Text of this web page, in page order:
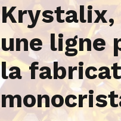
une ligne
la